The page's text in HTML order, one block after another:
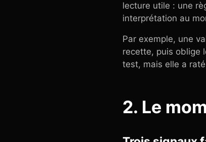
lecture utile : une
interprétation au
Par exemple, une
recette, puis oblige
test, mais elle a
2. Le